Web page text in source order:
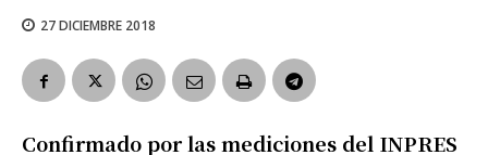
27 DICIEMBRE 2018
Confirmado por las mediciones del INPRES